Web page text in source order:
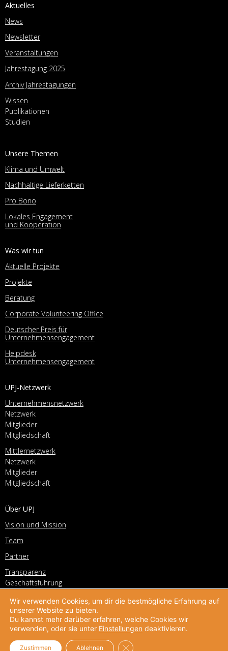
Aktuelles
News
Newsletter
Veranstaltungen
Jahrestagung 2025
Archiv Jahrestagungen
Wissen
Publikationen
Studien
Unsere Themen
Klima und Umwelt
Nachhaltige Lieferketten
Pro Bono
Lokales Engagement
und Kooperation
Was wir tun
Aktuelle Projekte
Projekte
Beratung
Corporate Volunteering Office
Deutscher Preis für
Unternehmensengagement
Helpdesk
Unternehmensengagement
UPJ-Netzwerk
Unternehmensnetzwerk
Netzwerk
Mitglieder
Mitgliedschaft
Mittlernetzwerk
Netzwerk
Mitglieder
Mitgliedschaft
Über UPJ
Vision und Mission
Team
Partner
Transparenz
Geschäftsführung
Geschichte
Stellenangebote
Wir verwenden Cookies, um dir die bestmögliche Erfahrung auf
unserer Website zu bieten.
Du kannst mehr darüber erfahren, welche Cookies wir
verwenden, oder sie unter Einstellungen deaktivieren.
Zustimmen Ablehnen GDPR Cookie-Banner